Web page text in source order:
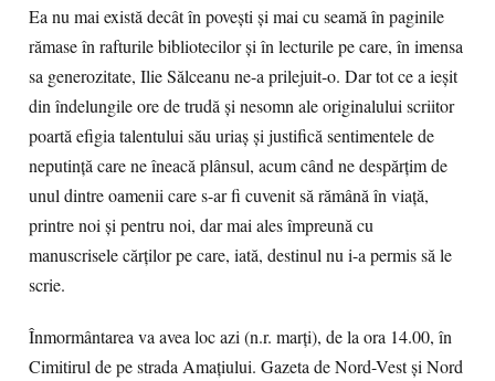
Ea nu mai există decât în poveşti şi mai cu seamă în paginile
rămase în rafturile bibliotecilor şi în lecturile pe care, în imensa
sa generozitate, Ilie Sălceanu ne-a prilejuit-o. Dar tot ce a ieşit
din îndelungile ore de trudă şi nesomn ale originalului scriitor
poartă efigia talentului său uriaş şi justifică sentimentele de
neputinţă care ne îneacă plânsul, acum când ne despărţim de
unul dintre oamenii care s-ar fi cuvenit să rămână în viaţă,
printre noi şi pentru noi, dar mai ales împreună cu
manuscrisele cărţilor pe care, iată, destinul nu i-a permis să le
scrie.
Înmormântarea va avea loc azi (n.r. marţi), de la ora 14.00, în
Cimitirul de pe strada Amaţiului. Gazeta de Nord-Vest şi Nord